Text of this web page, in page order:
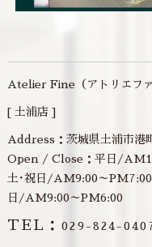
Atelier Fine（アトリエファ
[ 土浦店 ]
Address：茨城県土浦市港
Open / Close：平日/
土･祝日/AM9:00～PM7:00
日/AM9:00～PM6:00
TEL：029-824-